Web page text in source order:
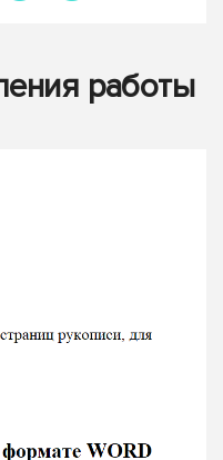
работы